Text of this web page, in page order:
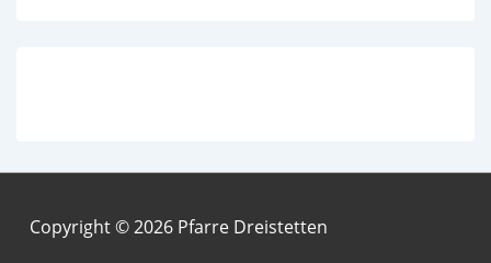
Copyright © 2026 Pfarre Dreistetten